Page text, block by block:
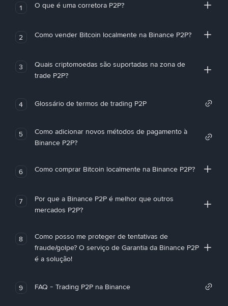
1 O que é uma corretora P2P?
2 Como vender Bitcoin localmente na Binance P2P?
3
Quais criptomoedas são suportadas na zona de
trade P2P?
4 Glossário de termos de trading P2P
5
Como adicionar novos métodos de pagamento à
Binance P2P?
6 Como comprar Bitcoin localmente na Binance P2P?
7
Por que a Binance P2P é melhor que outros
mercados P2P?
8
Como posso me proteger de tentativas de
fraude/golpe? O serviço de Garantia da Binance P2P
é a solução!
9 FAQ - Trading P2P na Binance